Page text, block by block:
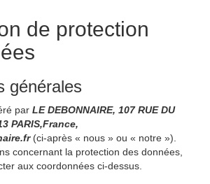
de protection
générales
par LE DEBONNAIRE, 107 RUE DU
PARIS,France,
(ci-après « nous » ou « notre »).
concernant la protection des données,
aux coordonnées ci-dessus.